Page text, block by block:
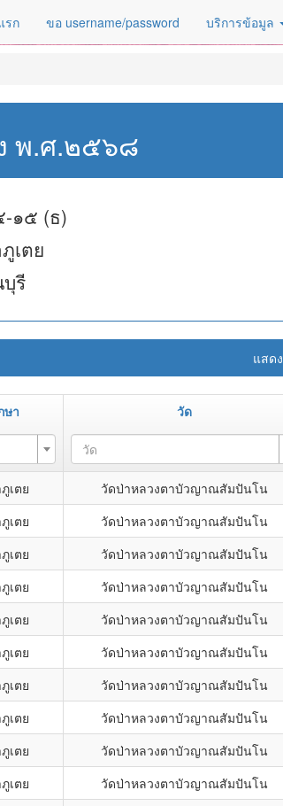
รก ขอ username/password บริการข้อมูล
พ.ศ.๒๕๖๘
๑๕ (ธ)
เตย
รี
แสดง
ษา วัด
วัด
เตย วัดป่าหลวงตาบัวญาณสัมปันโน
เตย วัดป่าหลวงตาบัวญาณสัมปันโน
เตย วัดป่าหลวงตาบัวญาณสัมปันโน
เตย วัดป่าหลวงตาบัวญาณสัมปันโน
เตย วัดป่าหลวงตาบัวญาณสัมปันโน
เตย วัดป่าหลวงตาบัวญาณสัมปันโน
เตย วัดป่าหลวงตาบัวญาณสัมปันโน
เตย วัดป่าหลวงตาบัวญาณสัมปันโน
เตย วัดป่าหลวงตาบัวญาณสัมปันโน
เตย วัดป่าหลวงตาบัวญาณสัมปันโน